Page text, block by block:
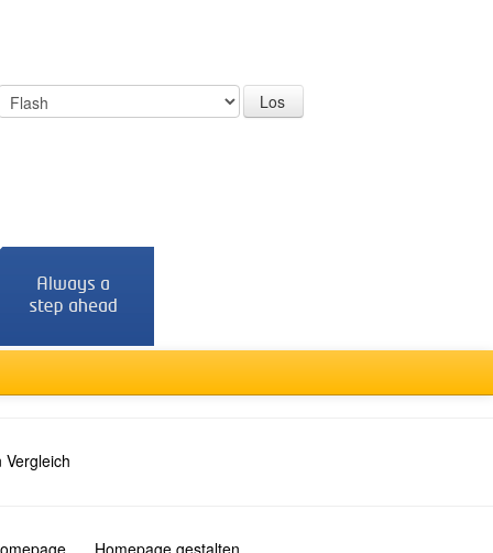
Vergleich
Homepage gestalten